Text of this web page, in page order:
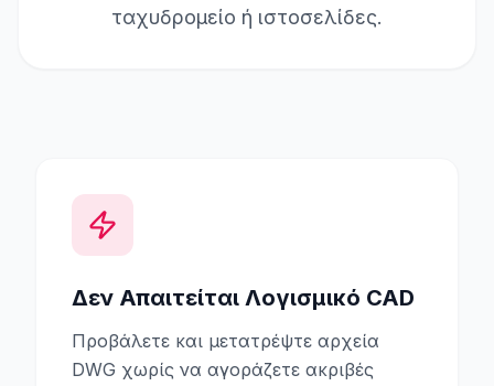
ταχυδρομείο ή ιστοσελίδες.
Δεν Απαιτείται Λογισμικό CAD
Προβάλετε και μετατρέψτε αρχεία
DWG χωρίς να αγοράζετε ακριβές